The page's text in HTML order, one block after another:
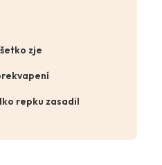
zje
repku zasadil